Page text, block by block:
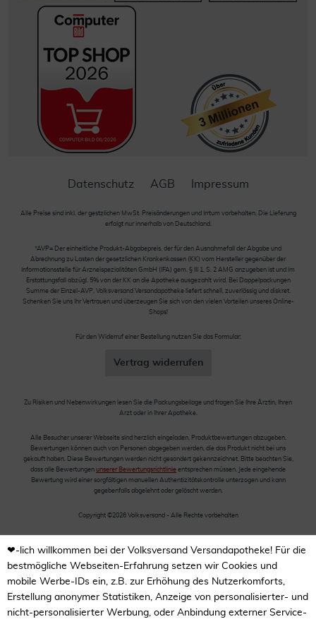
Datenschutz AGB Impressum
Alle Preise sind inkl. der gestzlichen MwSt. Preisänderungen und Irrtum vorbehalten. Die Lieferung
erfolgt nur innerhalb von Deutschland.
*AVP= Der einheitliche Produkt-Abgabepreis, der für den Ausnahmefall der Abgabe und
Abrechnung zu Lasten der gesetzlichen Krankenkassen (KK) vom Hersteller gegenüber der
Informationsstelle für Arzneispezialitäten GmbH (IFA) gem. § III 1, S. 2 AMG anzugeben ist und im
Erstattungsfall abzügl. 5% von der KK an die Apotheke ausgezahlt wird. Bei Doppelpackungen
Summe der Einzel-AVP. Volksversand Versandapotheke liefert schnell, zuverlässig und diskret.
Schenken Sie uns Ihr Vertrauen und überzeugen Sie sich von den vielen Vorteilen unseres Online-
Shops!
Für den Widerruf einer Bestellung nutzen Sie das Formular:
Vertrag widerrufen
Zu Risiken und Nebenwirkungen lesen Sie die Packungsbeilage und fragen Sie Ihre Ärztin, Ihren
Arzt oder in Ihrer Apotheke.
Alle Besucher unserer Webseite sind herzlich eingeladen, Produktbewertungen abzugeben.
Bewertungen können auch von Personen abgegeben werden, die das Produkt nicht bei uns
gekauft haben. Diese Bewertungen werden nicht gesondert gekennzeichnet. Bitte beachten Sie,
dass alle Bewertungen unserer Bewertungsrichtlinie entsprechen müssen. Jede eingehende
Bewertung wird einer sorgfältigen manuellen Authentizitätskontrolle unterzogen und kann
gegebenfalls abgelehnt oder gelöscht werden.
Copyright ©2026 Volksversand - Alle Rechte vorbehalten
❤-lich willkommen bei der Volksversand Versandapotheke! Für die
bestmögliche Webseiten-Erfahrung setzen wir Cookies und
mobile Werbe-IDs ein, z.B. zur Erhöhung des Nutzerkomforts,
Erstellung anonymer Statistiken, Anzeige von personalisierter- und
nicht-personalisierter Werbung, oder Anbindung externer Service-